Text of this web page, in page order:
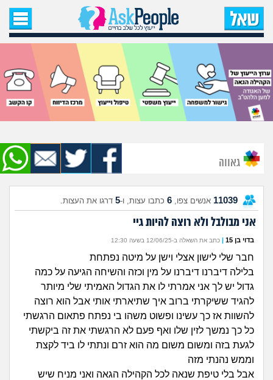
עמוד הבית
שאל שאלה
שאלות חדשות
שאלות שעוררו עניין
עצות חדשות
מתחם הטיפים
מדורים
זוגיות
היריון ולידה
הורות ומשפחה
חיפוש שאלות
הרשמה | התחברות
גאווה
11039 אנשים צפו, 6 כתבו עצות, ו-5 דרגו את העצות.
אני מבולבל ולא רוצה להיות גיי
בדוי בן 15 | כתב את השאלה ב-12/06/25 בשעה 12:30
חבר שלי לישון אצלי וישן על מיטה נפתחת
בלילה דיברנו דיברנו על מין וכזה והשיחה הגיעה על כמה
גדול יש לך אני אמרתי לו את הגדול האמיתי שלי מיותר
להגיד ששיקרתי ברוב איך שתיארתי אותי אבל הוא רוצה
להשוות אז כך עשינו ופשוט משהו בי נפתח פתאום הרגשתי
כל כך נמשך לזין שלו ואף פעם לא הרגשתי את זה ביקשתי
לגעת בזה ומשום משום מה הוא זרם ונתתי לו ביד לקצת
וממש נהנתי מזה
אבל בלי טיפת שנאה לכל הקהילה הגאה ואני מניח שיש